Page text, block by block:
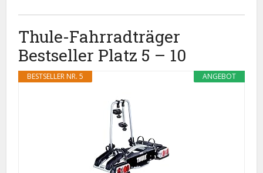
Thule-Fahrradträger
Bestseller Platz 5 – 10
ANGEBOT
BESTSELLER NR. 5